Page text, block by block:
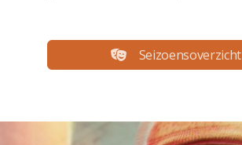
Seizoensoverzicht